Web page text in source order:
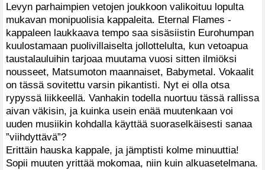
Levyn parhaimpien vetojen joukkoon valikoituu lopulta
mukavan monipuolisia kappaleita. Eternal Flames -
kappaleen laukkaava tempo saa sisäsiistin Eurohumpan
kuulostamaan puolivillaiselta jollottelulta, kun vetoapua
taustalauluihin tarjoaa muutama vuosi sitten ilmiöksi
nousseet, Matsumoton maannaiset, Babymetal. Vokaalit
on tässä sovitettu varsin pikantisti. Nyt ei olla otsa
rypyssä liikkeellä. Vanhakin todella nuortuu tässä rallissa
aivan väkisin, ja kuinka usein enää muutenkaan voi
uuden musiikin kohdalla käyttää suoraselkäisesti sanaa
”viihdyttävä”?
Erittäin hauska kappale, ja jämptisti kolme minuuttia!
Sopii muuten yrittää mokomaa, niin kuin alkuasetelmana.